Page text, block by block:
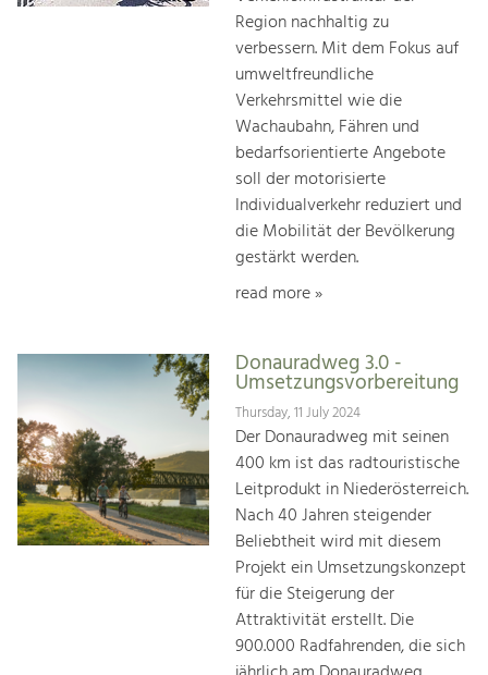
Region nachhaltig zu
verbessern. Mit dem Fokus auf
umweltfreundliche
Verkehrsmittel wie die
Wachaubahn, Fähren und
bedarfsorientierte Angebote
soll der motorisierte
Individualverkehr reduziert und
die Mobilität der Bevölkerung
gestärkt werden.
read more »
Donauradweg 3.0 -
Umsetzungsvorbereitung
Thursday, 11 July 2024
Der Donauradweg mit seinen
400 km ist das radtouristische
Leitprodukt in Niederösterreich.
Nach 40 Jahren steigender
Beliebtheit wird mit diesem
Projekt ein Umsetzungskonzept
für die Steigerung der
Attraktivität erstellt. Die
900.000 Radfahrenden, die sich